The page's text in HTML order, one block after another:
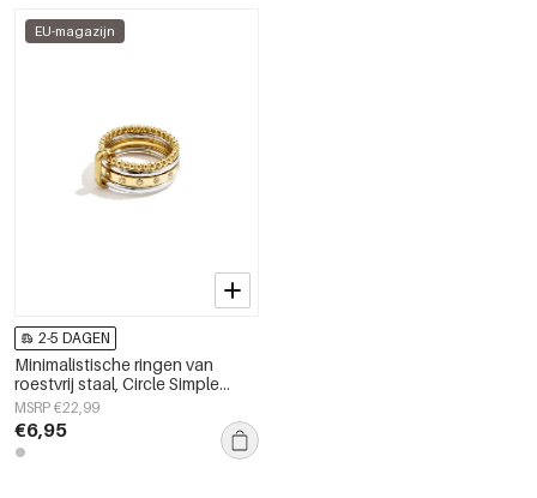
EU-magazijn
2-5 DAGEN
Minimalistische ringen van
roestvrij staal, Circle Simple
Daily Simple-serie,
damessieraden.
MSRP €22,99
€6,95